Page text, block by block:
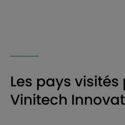
Les pays visités
Vinitech